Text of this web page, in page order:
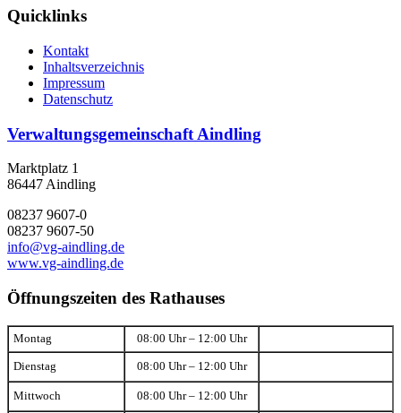
Quicklinks
Kontakt
Inhaltsverzeichnis
Impressum
Datenschutz
Verwaltungsgemeinschaft Aindling
Marktplatz 1
86447 Aindling
08237 9607-0
08237 9607-50
info@vg-aindling.de
www.vg-aindling.de
Öffnungszeiten des Rathauses
Montag 08:00 Uhr – 12:00 Uhr
Dienstag 08:00 Uhr – 12:00 Uhr
Mittwoch 08:00 Uhr – 12:00 Uhr